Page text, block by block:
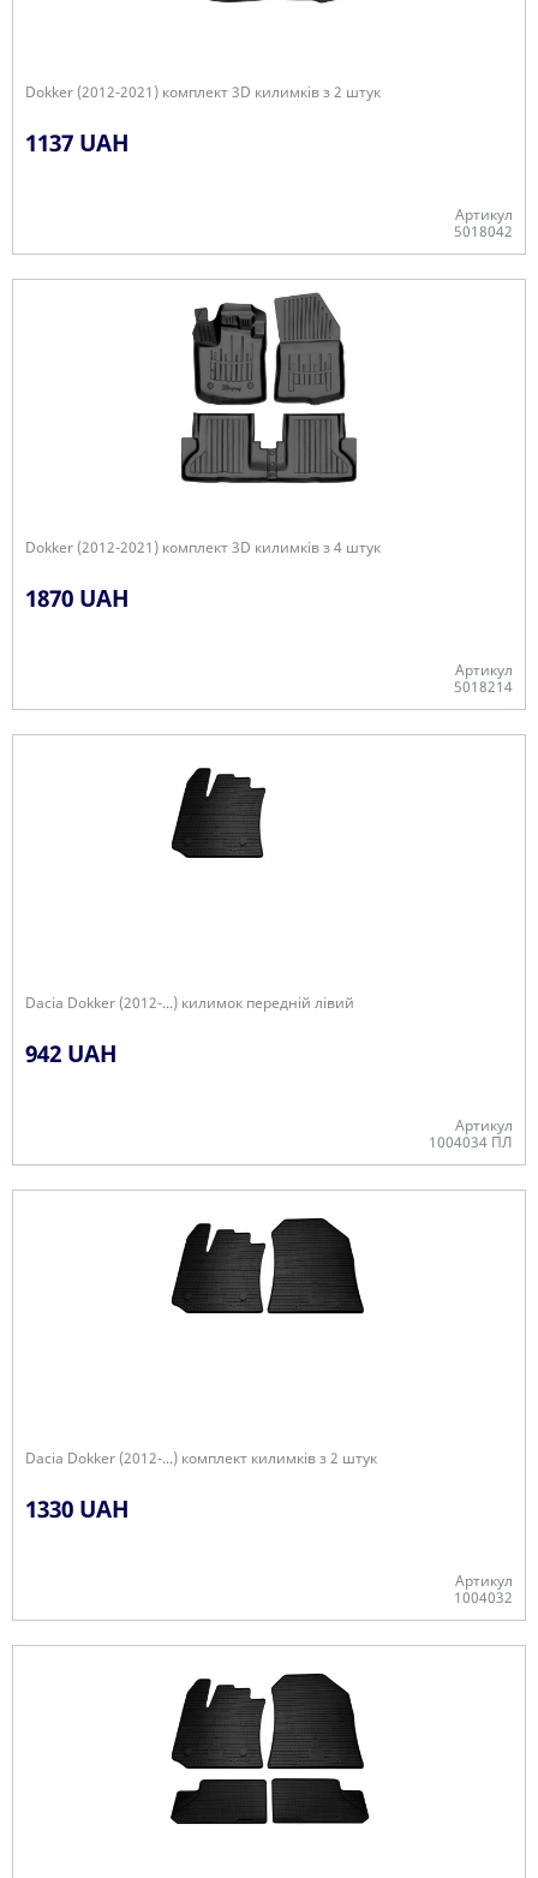
Dokker (2012-2021) комплект 3D килимків з 2 штук
1137 UAH
Артикул
5018042
Dokker (2012-2021) комплект 3D килимків з 4 штук
1870 UAH
Артикул
5018214
Dacia Dokker (2012-...) килимок передній лівий
942 UAH
Артикул
1004034 ПЛ
Dacia Dokker (2012-...) комплект килимків з 2 штук
1330 UAH
Артикул
1004032